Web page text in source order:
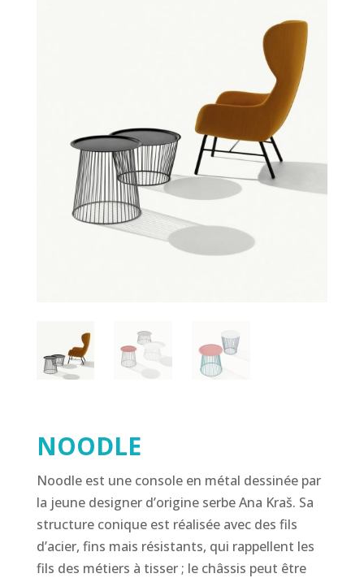
NOODLE
Noodle est une console en métal dessinée par
la jeune designer d’origine serbe Аna Kraš. Sa
structure conique est réalisée avec des fils
d’acier, fins mais résistants, qui rappellent les
fils des métiers à tisser ; le châssis peut être